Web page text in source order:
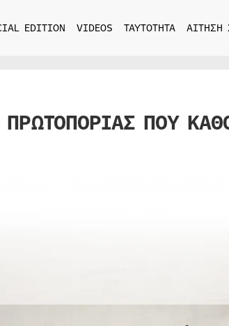
EDITION VIDEOS ΤΑΥΤΟΤΗΤΑ ΑΙΤΗΣΗ
ΠΡΩΤΟΠΟΡΙΑΣ ΠΟΥ